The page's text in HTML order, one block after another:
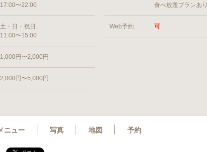
17:00〜22:00
土・日・祝日
11:00〜15:00
1,000円〜2,000円
2,000円〜5,000円
食べ放題プランあり
Web予約 可
ニュー 写真 地図 予約